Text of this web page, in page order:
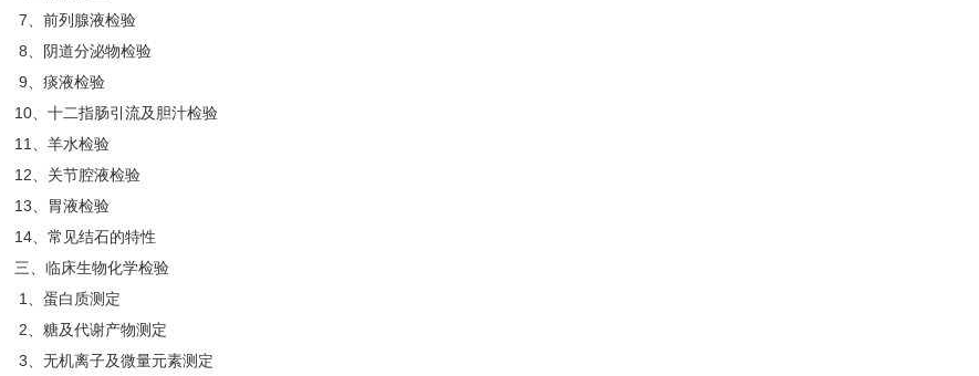
7、前列腺液检验
8、阴道分泌物检验
9、痰液检验
10、十二指肠引流及胆汁检验
11、羊水检验
12、关节腔液检验
13、胃液检验
14、常见结石的特性
三、临床生物化学检验
1、蛋白质测定
2、糖及代谢产物测定
3、无机离子及微量元素测定